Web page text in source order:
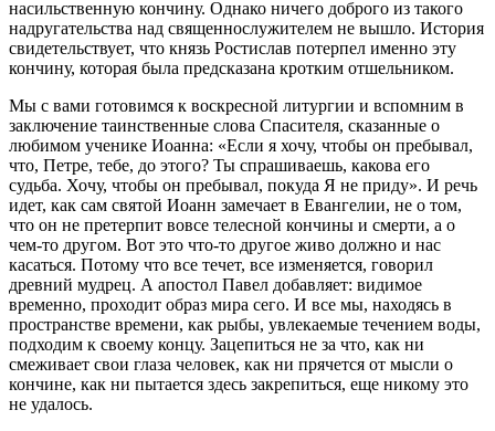
насильственную кончину. Однако ничего доброго из такого
надругательства над священнослужителем не вышло. История
свидетельствует, что князь Ростислав потерпел именно эту
кончину, которая была предсказана кротким отшельником.
Мы с вами готовимся к воскресной литургии и вспомним в
заключение таинственные слова Спасителя, сказанные о
любимом ученике Иоанна: «Если я хочу, чтобы он пребывал,
что, Петре, тебе, до этого? Ты спрашиваешь, какова его
судьба. Хочу, чтобы он пребывал, покуда Я не приду». И речь
идет, как сам святой Иоанн замечает в Евангелии, не о том,
что он не претерпит вовсе телесной кончины и смерти, а о
чем-то другом. Вот это что-то другое живо должно и нас
касаться. Потому что все течет, все изменяется, говорил
древний мудрец. А апостол Павел добавляет: видимое
временно, проходит образ мира сего. И все мы, находясь в
пространстве времени, как рыбы, увлекаемые течением воды,
подходим к своему концу. Зацепиться не за что, как ни
смеживает свои глаза человек, как ни прячется от мысли о
кончине, как ни пытается здесь закрепиться, еще никому это
не удалось.